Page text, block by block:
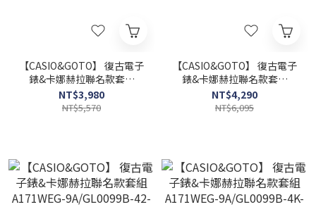
【CASIO&GOTO】 復古電子
錶&卡娜赫拉聯名款套組
A171WEG-9A/GL0099B-
48-841 37.7mm/37mm 現
NT$3,980
NT$5,570
【CASIO&GOTO】 復古電子
錶&卡娜赫拉聯名款套組
A100WEG-9A//GL0099B-
48-841 32.7mm/37mm 現
NT$4,290
NT$6,095